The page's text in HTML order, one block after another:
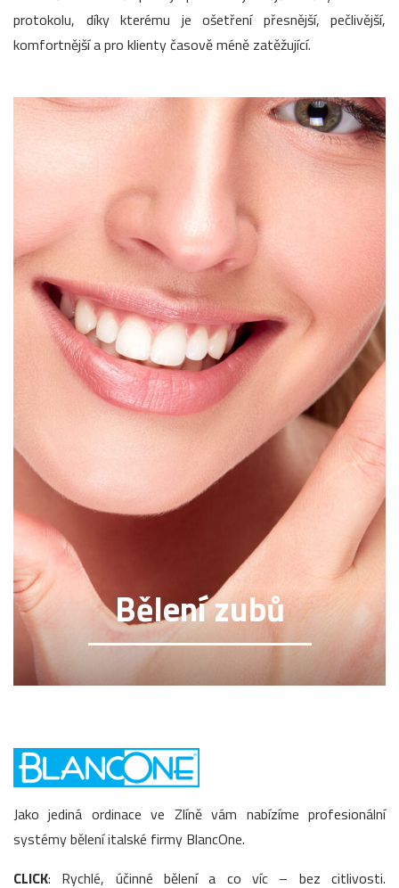
protokolu, díky kterému je ošetření přesnější, pečlivější,
komfortnější a pro klienty časově méně zatěžující.
Jako jediná ordinace ve Zlíně vám nabízíme profesionální
systémy bělení italské firmy BlancOne.
CLICK: Rychlé, účinné bělení a co víc – bez citlivosti.
Bělení zubů